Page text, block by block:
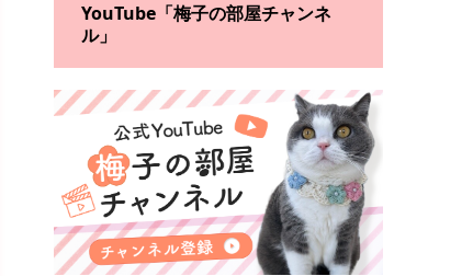
YouTube「梅子の部屋チャンネ
ル」